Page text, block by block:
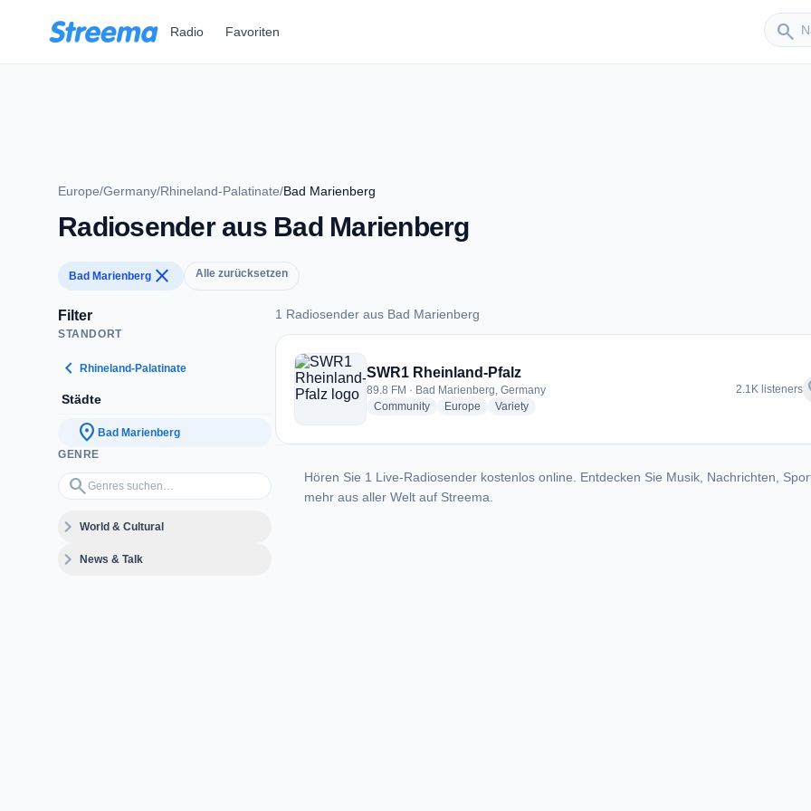
Radio Favoriten search
Sender
Europe/Germany/Rhineland-Palatinate/Bad Marienberg
Radiosender aus Bad Marienberg
Bad Marienberg close Alle zurücksetzen
Filter
STANDORT
chevron_left Rhineland-Palatinate
Städte
location_on Bad Marienberg
GENRE
search
Genres suchen…
expand_moreWorld & Cultural
expand_moreNews & Talk
1 Radiosender aus Bad Marienberg
1 Radiosender aus Bad Marienberg
SWR1 Rheinland-Pfalz
89.8 FM · Bad Marienberg, Germany
Communityradio stations
Europe radio stations
Varietyradio stations
2.1K listeners
Hören Sie 1 Live-Radiosender kostenlos online. Entdecken Sie Musik, Nachrichten,
mehr aus aller Welt auf Streema.